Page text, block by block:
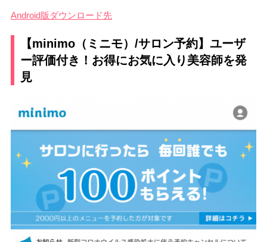
Android版ダウンロード先
【minimo（ミニモ）/サロン予約】ユーザ
ー評価付き！お得にお気に入り美容師を発
見